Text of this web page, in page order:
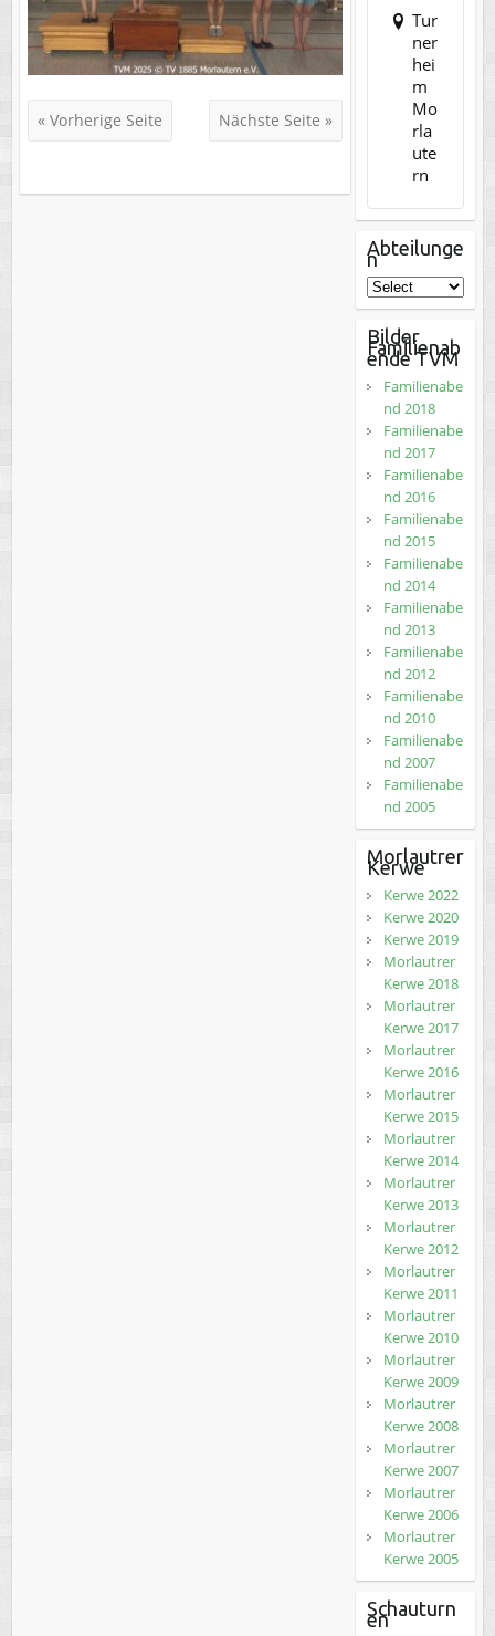
« Vorherige Seite Nächste Seite »
Tur
ner
hei
m
Mo
rla
ute
rn
Abteilunge
n
Bilder
Familienab
ende TVM
Familienabe
nd 2018
Familienabe
nd 2017
Familienabe
nd 2016
Familienabe
nd 2015
Familienabe
nd 2014
Familienabe
nd 2013
Familienabe
nd 2012
Familienabe
nd 2010
Familienabe
nd 2007
Familienabe
nd 2005
Morlautrer
Kerwe
Kerwe 2022
Kerwe 2020
Kerwe 2019
Morlautrer
Kerwe 2018
Morlautrer
Kerwe 2017
Morlautrer
Kerwe 2016
Morlautrer
Kerwe 2015
Morlautrer
Kerwe 2014
Morlautrer
Kerwe 2013
Morlautrer
Kerwe 2012
Morlautrer
Kerwe 2011
Morlautrer
Kerwe 2010
Morlautrer
Kerwe 2009
Morlautrer
Kerwe 2008
Morlautrer
Kerwe 2007
Morlautrer
Kerwe 2006
Morlautrer
Kerwe 2005
Schauturn
en